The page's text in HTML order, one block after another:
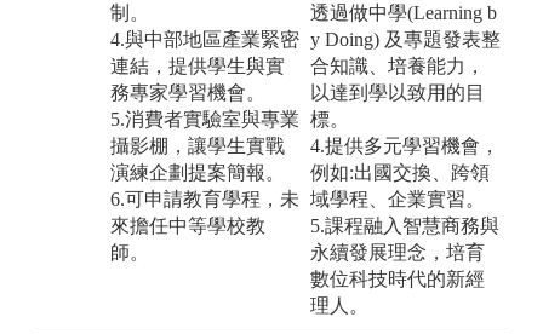
制。
4.與中部地區產業緊密
連結，提供學生與實
務專家學習機會。
5.消費者實驗室與專業
攝影棚，讓學生實戰
演練企劃提案簡報。
6.可申請教育學程，未
來擔任中等學校教
師。
透過做中學(Learning b
y Doing) 及專題發表整
合知識、培養能力，
以達到學以致用的目
標。
4.提供多元學習機會，
例如:出國交換、跨領
域學程、企業實習。
5.課程融入智慧商務與
永續發展理念，培育
數位科技時代的新經
理人。